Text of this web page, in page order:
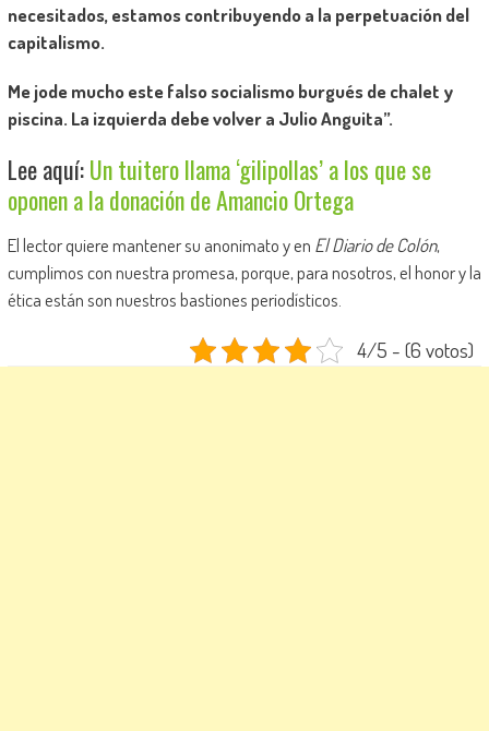
necesitados, estamos contribuyendo a la perpetuación del
capitalismo.
Me jode mucho este falso socialismo burgués de chalet y
piscina. La izquierda debe volver a Julio Anguita”.
Lee aquí:Un tuitero llama ‘gilipollas’ a los que se
oponen a la donación de Amancio Ortega
El lector quiere mantener su anonimato y en El Diario de Colón,
cumplimos con nuestra promesa, porque, para nosotros, el honor y la
ética están son nuestros bastiones periodísticos.
4/5 - (6 votos)